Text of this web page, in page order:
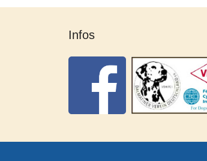
Infos